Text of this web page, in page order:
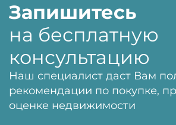
Запишитесь
на бесплатную
консультацию
Наш специалист даст Вам
рекомендации по покупке,
оценке недвижимости